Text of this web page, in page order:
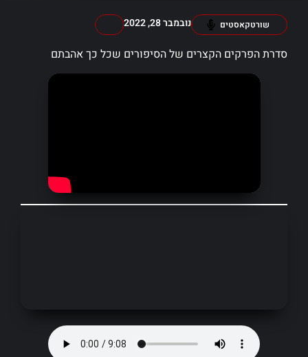
שורטקאסטים נובמבר 28, 2022
סדרת הפרקים הקצרים של הסיפורים שכל כך אהבתם